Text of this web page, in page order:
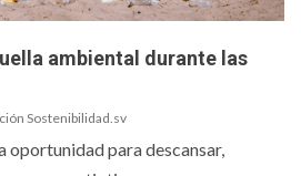
ambiental durante las
Sostenibilidad.sv
oportunidad para descansar,